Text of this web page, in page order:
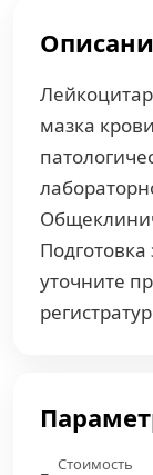
мазка
уточните
Стоимость